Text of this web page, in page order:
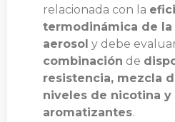
relacionada con la
termodinámica de
aerosol y debe
combinación de
resistencia, mezcla
niveles de nicotina
aromatizantes.